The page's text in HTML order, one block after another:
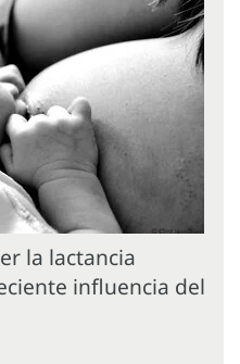
la lactancia
influencia del